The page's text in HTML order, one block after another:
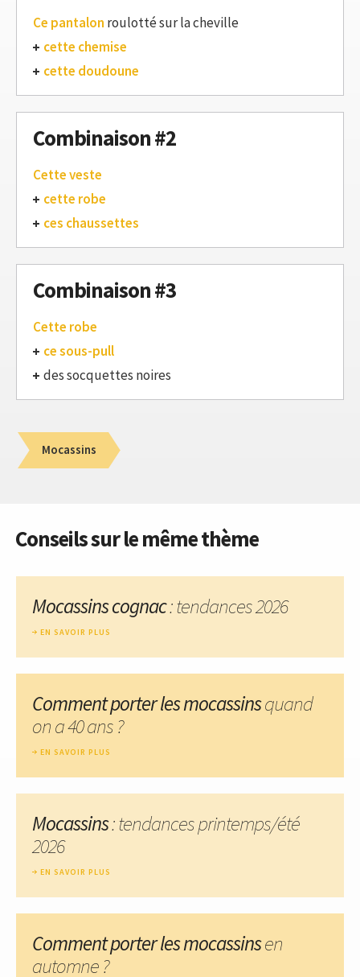
Ce pantalon roulotté sur la cheville
cette chemise
cette doudoune
Combinaison #2
Cette veste
cette robe
ces chaussettes
Combinaison #3
Cette robe
ce sous-pull
des socquettes noires
Mocassins
Conseils sur le même thème
Mocassins cognac: tendances 2026
EN SAVOIR PLUS
Comment porter les mocassinsquand
on a 40 ans ?
EN SAVOIR PLUS
Mocassins: tendances printemps/été
2026
EN SAVOIR PLUS
Comment porter les mocassinsen
automne ?